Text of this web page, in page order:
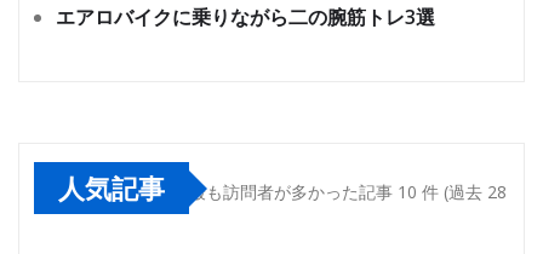
エアロバイクに乗りながら二の腕筋トレ3選
人気記事 最も訪問者が多かった記事 10 件 (過去 28